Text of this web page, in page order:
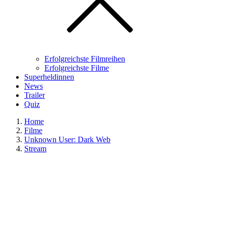
Erfolgreichste Filmreihen
Erfolgreichste Filme
Superheldinnen
News
Trailer
Quiz
Home
Filme
Unknown User: Dark Web
Stream